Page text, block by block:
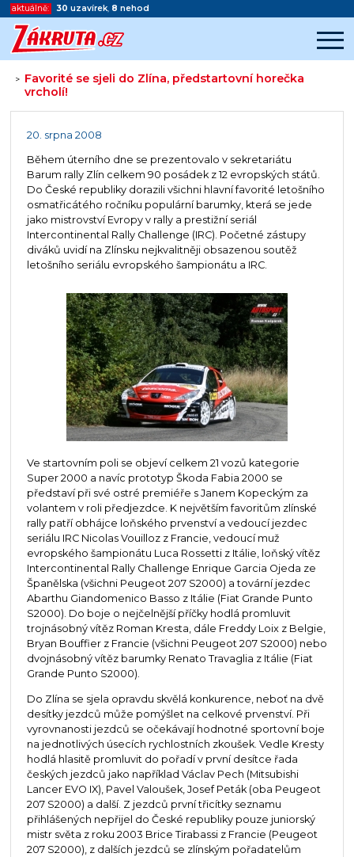
aktuálně: 30 uzavírek, 8 nehod
> Favorité se sjeli do Zlína, předstartovní horečka
vrcholí!
Začátek reklamy
20. srpna 2008
Během úterního dne se prezentovalo v sekretariátu
Barum rally Zlín celkem 90 posádek z 12 evropských států.
Do České republiky dorazili všichni hlavní favorité letošního
osmatřicátého ročníku populární barumky, která se jede
jako mistrovství Evropy v rally a prestižní seriál
Intercontinental Rally Challenge (IRC). Početné zástupy
diváků uvidí na Zlínsku nejkvalitněji obsazenou soutěž
letošního seriálu evropského šampionátu a IRC.
Ve startovním poli se objeví celkem 21 vozů kategorie
Super 2000 a navíc prototyp Škoda Fabia 2000 se
představí při své ostré premiéře s Janem Kopeckým za
volantem v roli předjezdce. K největším favoritům zlínské
rally patří obhájce loňského prvenství a vedoucí jezdec
seriálu IRC Nicolas Vouilloz z Francie, vedoucí muž
evropského šampionátu Luca Rossetti z Itálie, loňský vítěz
Intercontinental Rally Challenge Enrique Garcia Ojeda ze
Španělska (všichni Peugeot 207 S2000) a tovární jezdec
Abarthu Giandomenico Basso z Itálie (Fiat Grande Punto
S2000). Do boje o nejčelnější příčky hodlá promluvit
trojnásobný vítěz Roman Kresta, dále Freddy Loix z Belgie,
Bryan Bouffier z Francie (všichni Peugeot 207 S2000) nebo
dvojnásobný vítěz barumky Renato Travaglia z Itálie (Fiat
Grande Punto S2000).
Do Zlína se sjela opravdu skvělá konkurence, neboť na dvě
desítky jezdců může pomýšlet na celkové prvenství. Při
vyrovnanosti jezdců se očekávají hodnotné sportovní boje
na jednotlivých úsecích rychlostních zkoušek. Vedle Kresty
hodlá hlasitě promluvit do pořadí v první desítce řada
českých jezdců jako například Václav Pech (Mitsubishi
Lancer EVO IX), Pavel Valoušek, Josef Peták (oba Peugeot
207 S2000) a další. Z jezdců první třicítky seznamu
přihlášených nepřijel do České republiky pouze juniorský
mistr světa z roku 2003 Brice Tirabassi z Francie (Peugeot
207 S2000), z dalších jezdců se zlínským pořadatelům